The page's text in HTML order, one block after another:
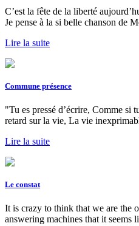
C’est la fête de la liberté
Je pense à la si belle chanson de
Lire la suite
Commune présence
"Tu es pressé d’écrire, Comme si
retard sur la vie, La vie
Lire la suite
Le constat
It is crazy to think that we are the
answering machines that it